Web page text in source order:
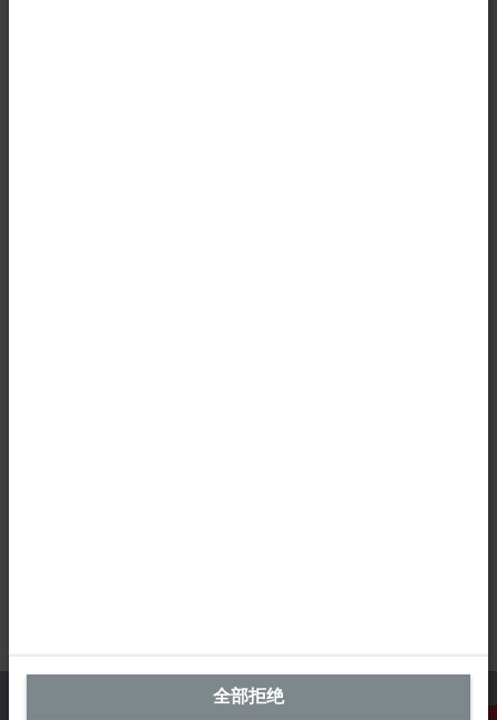
全部拒绝